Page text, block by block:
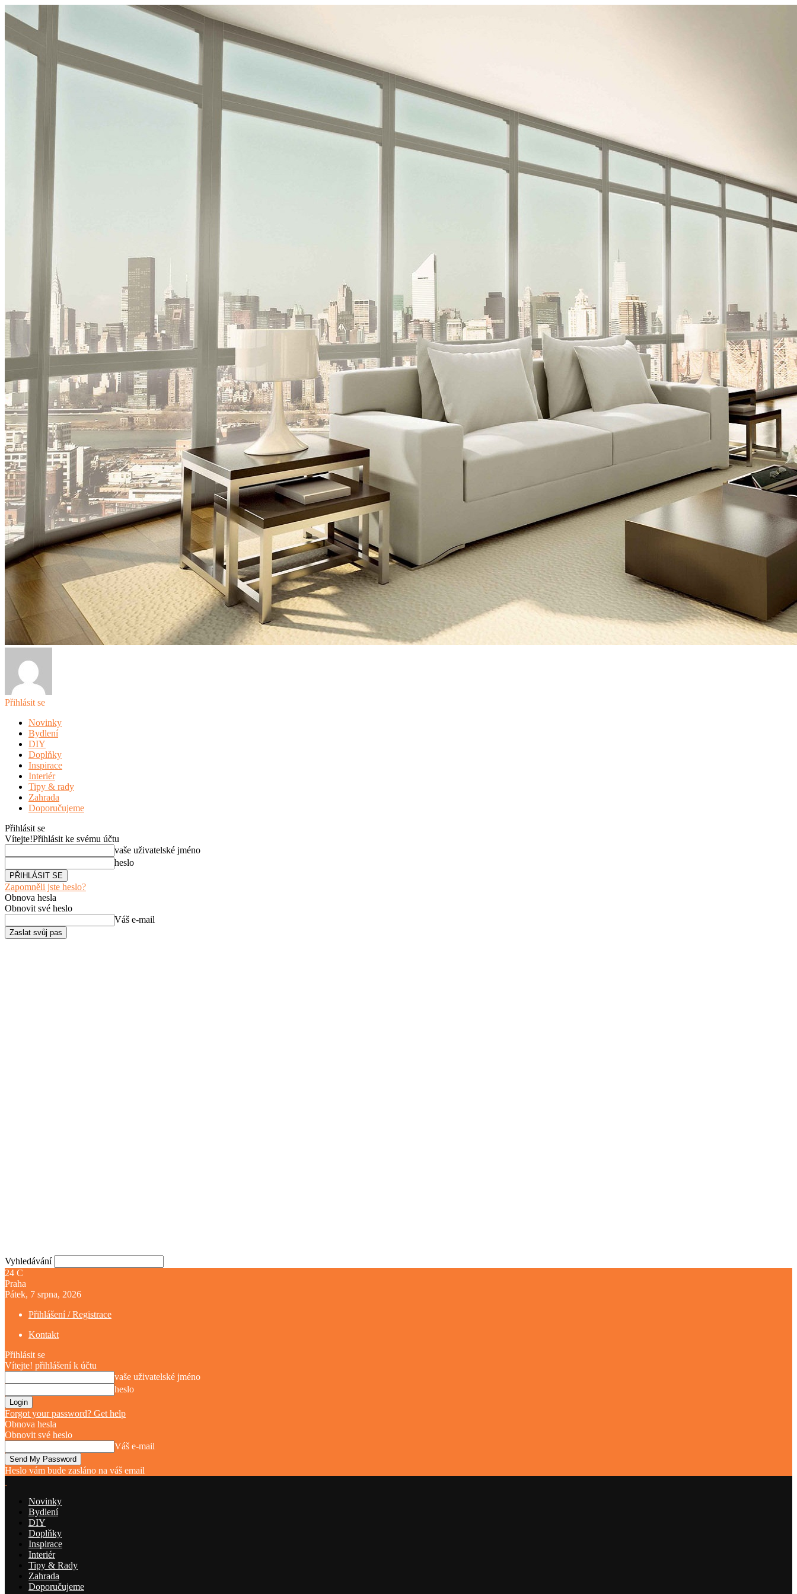
Přihlásit se
Novinky
Bydlení
DIY
Doplňky
Inspirace
Interiér
Tipy & rady
Zahrada
Doporučujeme
Přihlásit se
Vítejte!Přihlásit ke svému účtu
vaše uživatelské jméno
heslo
Zapomněli jste heslo?
Obnova hesla
Obnovit své heslo
Váš e-mail
Vyhledávání
24 C
Praha
Pátek, 7 srpna, 2026
Přihlášení / Registrace
Kontakt
Přihlásit se
Vítejte! přihlášení k účtu
vaše uživatelské jméno
heslo
Forgot your password? Get help
Obnova hesla
Obnovit své heslo
Váš e-mail
Heslo vám bude zasláno na váš email
Novinky
Bydlení
DIY
Doplňky
Inspirace
Interiér
Tipy & Rady
Zahrada
Doporučujeme